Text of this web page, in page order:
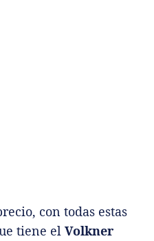
con todas estas
tiene el Volkner